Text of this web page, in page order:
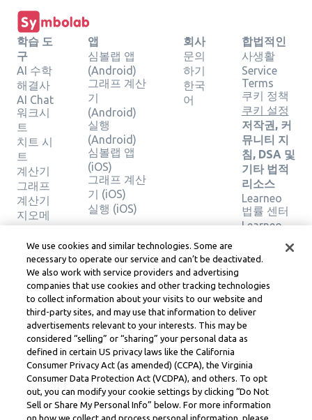
학습 도
구
AI 수학
해결사
AI Chat
워크시
트
치트 시
트
계산기
그래프
계산기
지오메
트리 계
산기
솔루션
확인
앱
심볼랩 앱
(Android)
그래프 계산
기
(Android)
실행
(Android)
심볼랩 앱
(iOS)
그래프 계산
기 (iOS)
실행 (iOS)
회사
문의
하기
한국
어
합법적인
사생활
Service
Terms
쿠키 정책
쿠키 설정
저작권, 커
뮤니티 지
침, DSA 및
기타 법적
리소스
Learneo
법률 센터
Learneo
Symbolab, a Learneo, Inc. business
© Learneo, Inc. 2024
We use cookies and similar technologies. Some are
necessary to operate our service and can’t be deactivated.
We also work with service providers and advertising
companies that use cookies and other tracking technologies
to collect information about your visits to our website and
third-party sites, and may use that information to deliver
advertisements relevant to your interests. This may be
considered “selling” or “sharing” your personal data as
defined in certain US privacy laws like the California
Consumer Privacy Act (as amended) (CCPA), the Virginia
Consumer Data Protection Act (VCDPA), and others. To opt
out, you can modify your cookie settings by clicking “Do Not
Sell or Share My Personal Info” below. For more information
on how we collect and process personal information, please